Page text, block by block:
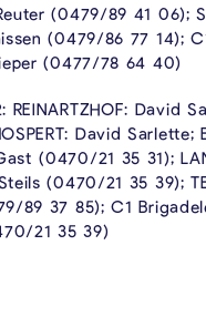
(0479/89 41 06);
(0479/86 77 14);
(0477/78 64 40)
REINARTZHOF: David
David Sarlette;
(0470/21 35 31);
(0470/21 35 39);
89 37 85); C1
21 35 39)